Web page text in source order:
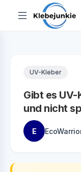
UV-Kleber
Gibt es
und nicht
E